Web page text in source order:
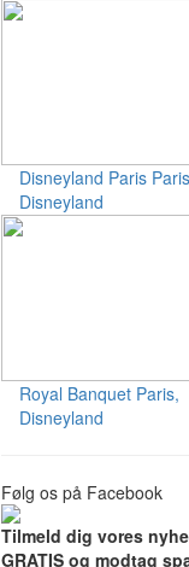
Disneyland Paris
Disneyland
Royal Banquet Paris,
Disneyland
Følg os på Facebook
Tilmeld dig vores
GRATIS og modtag